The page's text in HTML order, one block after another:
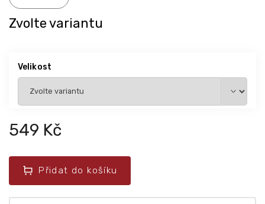
549 Kč
Zvolte variantu
Velikost
Přidat do košíku